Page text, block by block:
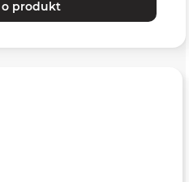
produkt